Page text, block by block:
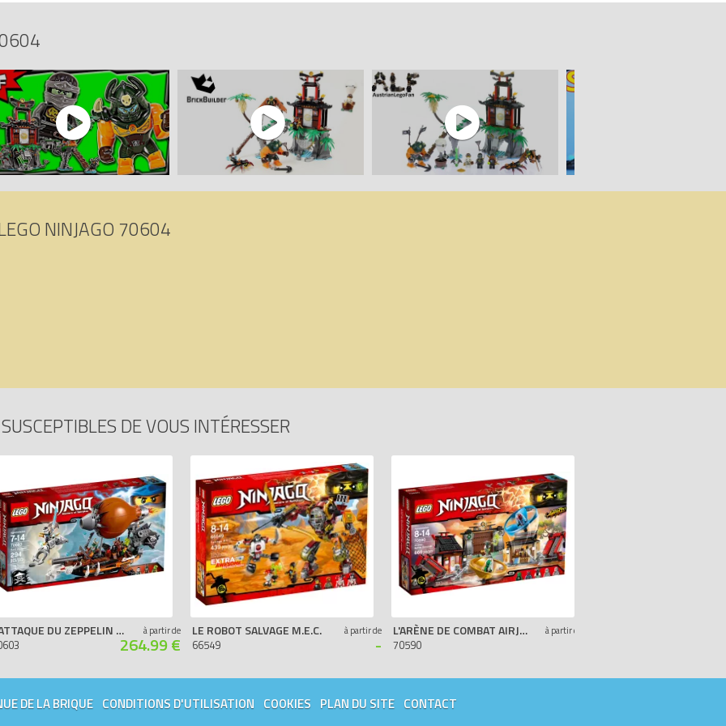
la Veuve du Tigre (Tiger Widow Island)
sur Avenue de la brique, comparateur de prix 100% LEGO.
0673419247702.
NINJAGO 70604
SUSCEPTIBLES DE VOUS INTÉRESSER
L'ATTAQUE DU ZEPPELIN DES PIRATES à partir de
264.99 €
LE ROBOT SALVAGE M.E.C.
66549
à partir de
-
L'ARÈNE DE COMBAT AIRJITZU
70590
à partir de
DE LA BRIQUE CONDITIONS D'UTILISATION COOKIES PLAN DU SITE CONTACT